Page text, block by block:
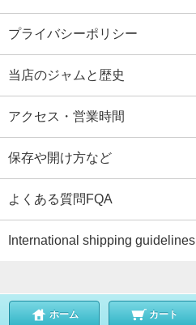
プライバシーポリシー
当店のジャムと歴史
アクセス・営業時間
保存や開け方など
よくある質問FQA
International shipping guidelines
ホーム カート